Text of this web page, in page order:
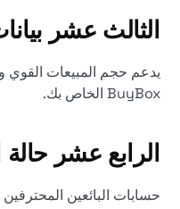
الثالث عشر
يدعم حجم المبيعات القوي
BuyBox الخاص بك.
الرابع عشر حالة
حسابات البائعين